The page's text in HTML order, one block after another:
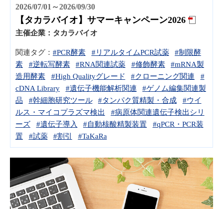
2026/07/01～2026/09/30
【タカラバイオ】サマーキャンペーン2026
主催企業： タカラバイオ
関連タグ： #PCR酵素 #リアルタイムPCR試薬
#制限酵
素
#逆転写酵素 #RNA関連試薬 #修飾酵素
#mRNA製
造用酵素
#High Qualityグレード #クローニング関連
#
cDNA Library
#遺伝子機能解析関連
#ゲノム編集関連製
品
#幹細胞研究ツール #タンパク質精製・合成
#ウイ
ルス・マイコプラズマ検出
#病原体関連遺伝子検出シリ
ーズ
#遺伝子導入 #自動核酸精製装置
#qPCR・PCR装
置
#試薬 #割引 #TaKaRa